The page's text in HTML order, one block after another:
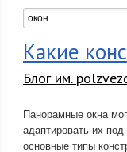
Какие
Блог им.
Панорамные окна
адаптировать их
основные типы